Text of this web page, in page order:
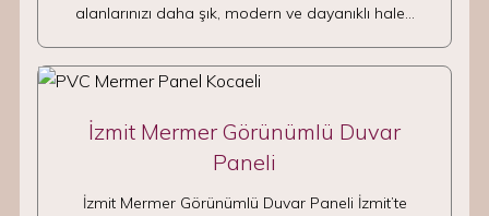
alanlarınızı daha şık, modern ve dayanıklı hale…
İzmit Mermer Görünümlü Duvar
Paneli
İzmit Mermer Görünümlü Duvar Paneli İzmit’te